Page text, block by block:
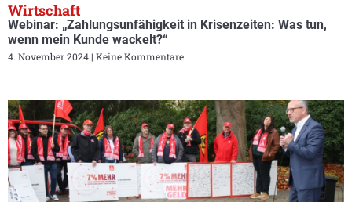
Wirtschaft
Webinar: „Zahlungsunfähigkeit in Krisenzeiten: Was tun,
wenn mein Kunde wackelt?“
4. November 2024 Keine Kommentare